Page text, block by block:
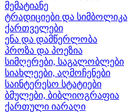
მემატიანე
ტრადიციები და სიმბოლიკა
ქართველები
ენა და დამწერლობა
პროზა და პოეზია
სიმღერები, საგალობლები
სიახლეები, აღმოჩენები
საინტერესო სტატიები
ბმულები, ბიბლიოგრაფია
ქართული იარაღი